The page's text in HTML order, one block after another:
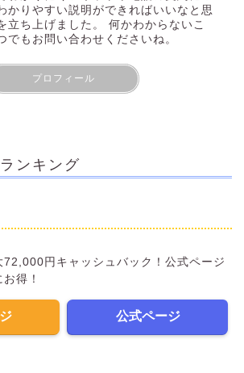
かりやすい説明ができればいいなと思
立ち上げました。 何かわからないこ
でもお問い合わせくださいね。
プロフィール
ンキング
72,000円キャッシュバック！公式ページ
得！
公式ページ